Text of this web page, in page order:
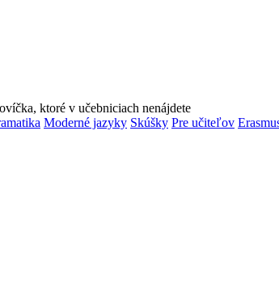
ktoré v učebniciach nenájdete
Moderné jazyky Skúšky Pre učiteľov